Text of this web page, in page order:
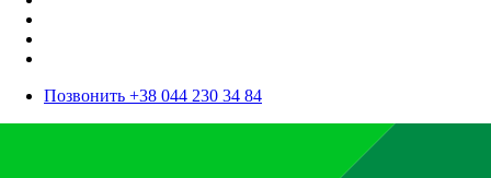
Позвонить +38 044 230 34 84